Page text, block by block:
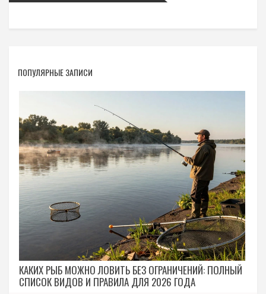
ПОПУЛЯРНЫЕ ЗАПИСИ
КАКИХ РЫБ МОЖНО ЛОВИТЬ БЕЗ ОГРАНИЧЕНИЙ: ПОЛНЫЙ
СПИСОК ВИДОВ И ПРАВИЛА ДЛЯ 2026 ГОДА